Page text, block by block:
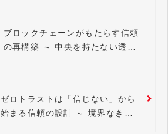
ブロックチェーンがもたらす信頼
の再構築 ～ 中央を持たない透明
ゼロトラストは「信じない」から
始まる信頼の設計 ～ 境界なき時